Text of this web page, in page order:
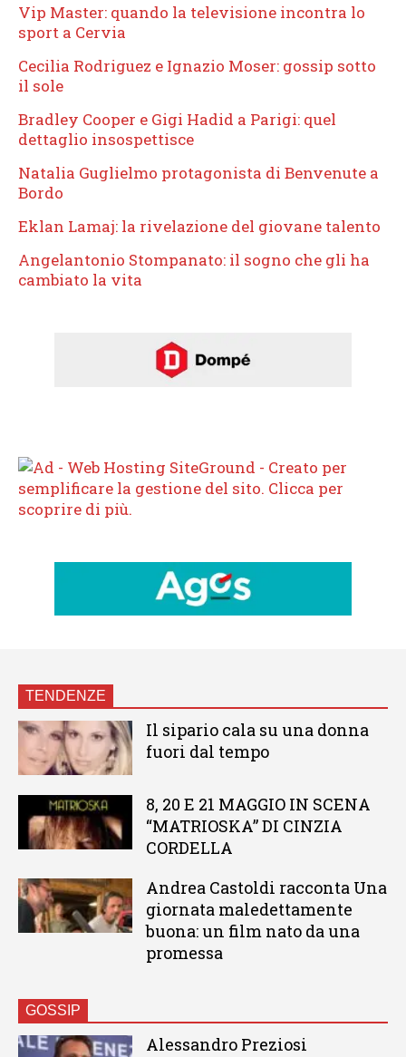
Vip Master: quando la televisione incontra lo
sport a Cervia
Cecilia Rodriguez e Ignazio Moser: gossip sotto
il sole
Bradley Cooper e Gigi Hadid a Parigi: quel
dettaglio insospettisce
Natalia Guglielmo protagonista di Benvenute a
Bordo
Eklan Lamaj: la rivelazione del giovane talento
Angelantonio Stompanato: il sogno che gli ha
cambiato la vita
TENDENZE
Il sipario cala su una donna
fuori dal tempo
8, 20 E 21 MAGGIO IN SCENA
“MATRIOSKA” DI CINZIA
CORDELLA
Andrea Castoldi racconta Una
giornata maledettamente
buona: un film nato da una
promessa
GOSSIP
Alessandro Preziosi